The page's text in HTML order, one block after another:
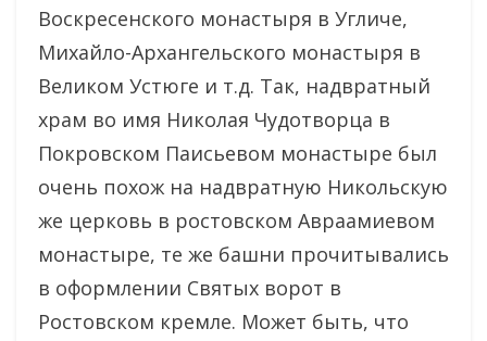
Воскресенского монастыря в Угличе,
Михайло-Архангельского монастыря в
Великом Устюге и т.д. Так, надвратный
храм во имя Николая Чудотворца в
Покровском Паисьевом монастыре был
очень похож на надвратную Никольскую
же церковь в ростовском Авраамиевом
монастыре, те же башни прочитывались
в оформлении Святых ворот в
Ростовском кремле. Может быть, что